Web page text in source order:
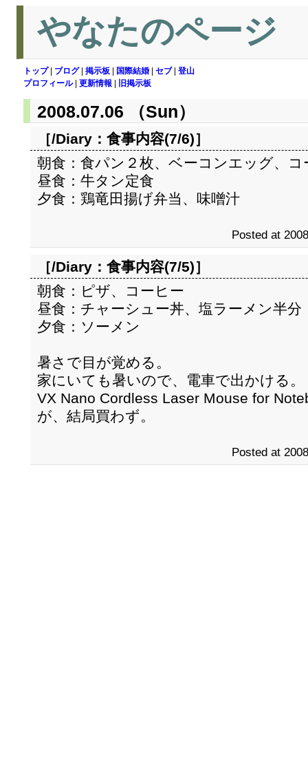
やなたのページ
トップ| ブログ| 掲示板 国際結婚 セブ| 登山
プロフィール| 更新情報 旧掲示板
2008.07.06 （Sun）
［/Diary： 食事内容(7/6)］
朝食：食パン２枚、ベーコンエッグ、コ
昼食：牛タン定食
夕食：鶏竜田揚げ弁当、味噌汁
Posted at
［/Diary： 食事内容(7/5)］
朝食：ピザ、コーヒー
昼食：チャーシュー丼、塩ラーメン半分
夕食：ソーメン
暑さで目が覚める。
家にいても暑いので、電車で出かける。
VX Nano Cordless Laser Mouse for
が、結局買わず。
Posted at